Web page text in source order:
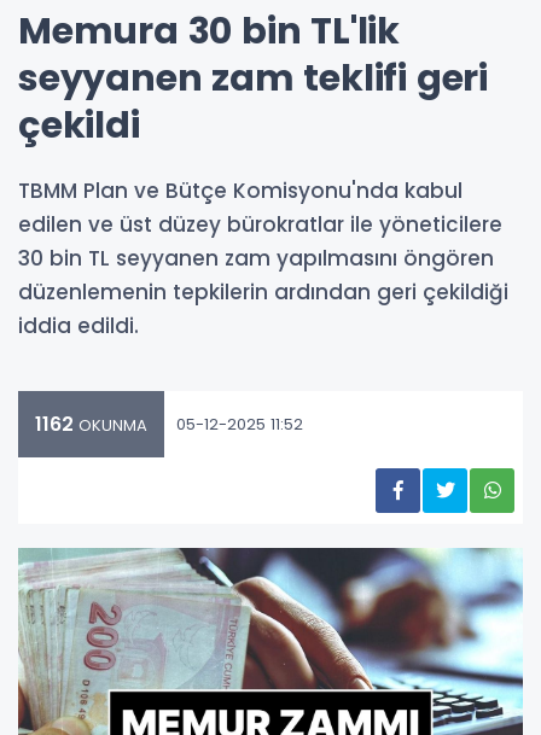
Memura 30 bin TL'lik
seyyanen zam teklifi geri
çekildi
TBMM Plan ve Bütçe Komisyonu'nda kabul
edilen ve üst düzey bürokratlar ile yöneticilere
30 bin TL seyyanen zam yapılmasını öngören
düzenlemenin tepkilerin ardından geri çekildiği
iddia edildi.
1162 OKUNMA 05-12-2025 11:52